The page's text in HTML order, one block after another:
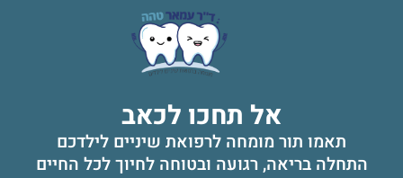
אל תחכו לכאב
תאמו תור מומחה לרפואת שיניים לילדכם
התחלה בריאה, רגועה ובטוחה לחיוך לכל החיים